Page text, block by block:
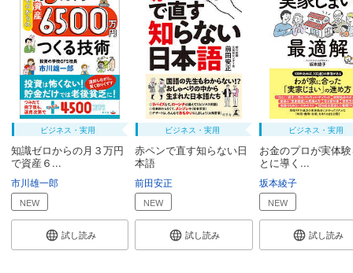
ビジネス・実用
知識ゼロからの月３万円
で資産６...
市川雄一郎
NEW
試し読み
ビジネス・実用
赤ペンで直す知らない日
本語
前田安正
NEW
試し読み
ビジネス・実用
お金のプロが実体
とに導く...
坂本綾子
NEW
試し読み